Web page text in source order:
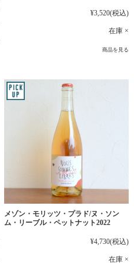
¥3,520(税込)
在庫 ×
商品を見る
メゾン・モリッツ・プラド/ヌ・ソン
ム・リーブル・ペットナット2022
¥4,730(税込)
在庫 ×